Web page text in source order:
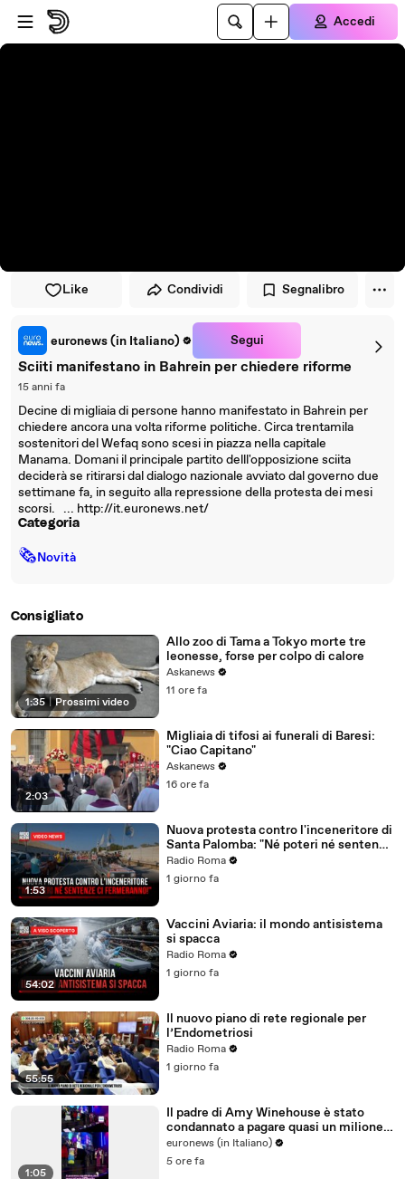
Vai al lettore
Passa al contenuto principale
Accedi
Like Condividi Segnalibro
euronews (in Italiano) Segui
Sciiti manifestano in Bahrein per chiedere riforme
15 anni fa
Decine di migliaia di persone hanno manifestato in Bahrein per
chiedere ancora una volta riforme politiche. Circa trentamila
sostenitori del Wefaq sono scesi in piazza nella capitale
Manama. Domani il principale partito delll'opposizione sciita
deciderà se ritirarsi dal dialogo nazionale avviato dal governo due
settimane fa, in seguito alla repressione della protesta dei mesi
scorsi. ... http://it.euronews.net/
Categoria
🗞Novità
Consigliato
1:35 | Prossimi video
Allo zoo di Tama a Tokyo morte tre
leonesse, forse per colpo di calore
Askanews
11 ore fa
2:03
Migliaia di tifosi ai funerali di Baresi:
"Ciao Capitano"
Askanews
16 ore fa
1:53
Nuova protesta contro l'inceneritore di
Santa Palomba: "Né poteri né sentenze
ci fermeranno!"
Radio Roma
1 giorno fa
54:02
Vaccini Aviaria: il mondo antisistema
si spacca
Radio Roma
1 giorno fa
55:55
Il nuovo piano di rete regionale per
l’Endometriosi
Radio Roma
1 giorno fa
1:05
Il padre di Amy Winehouse è stato
condannato a pagare quasi un milione
di sterline alle amiche
euronews (in Italiano)
5 ore fa